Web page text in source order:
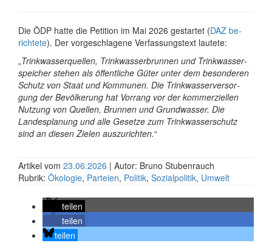
Die ÖDP hatte die Petition im Mai 2026 gestartet (DAZ be­
rich­tete). Der vor­ge­schlagene Ver­fassungstext lau­tete:
„Trink­wasser­quellen, Trink­wasser­brunnen und Trink­wasser­
speicher stehen als öffent­liche Güter unter dem be­sonderen
Schutz von Staat und Kommunen. Die Trink­wasser­ver­sor­
gung der Be­völ­ke­rung hat Vorrang vor der kommer­ziellen
Nutzung von Quellen, Brunnen und Grund­wasser. Die
Landes­planung und alle Gesetze zum Trink­wasser­schutz
sind an diesen Zielen aus­zu­richten.“
Artikel vom 23.06.2026 | Autor: Bruno Stubenrauch
Rubrik: Ökologie, Parteien, Politik, Sozialpolitik, Umwelt
teilen
teilen
teilen